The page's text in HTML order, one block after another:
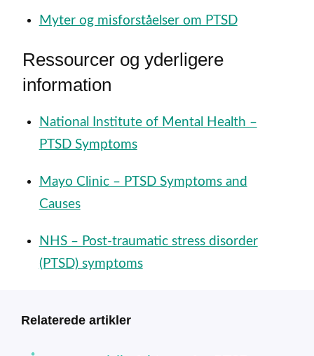
Myter og misforståelser om PTSD
Ressourcer og yderligere
information
National Institute of Mental Health –
PTSD Symptoms
Mayo Clinic – PTSD Symptoms and
Causes
NHS – Post-traumatic stress disorder
(PTSD) symptoms
Relaterede artikler